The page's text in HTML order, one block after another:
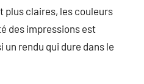
plus claires, les couleurs
des impressions est
rendu qui dure dans le